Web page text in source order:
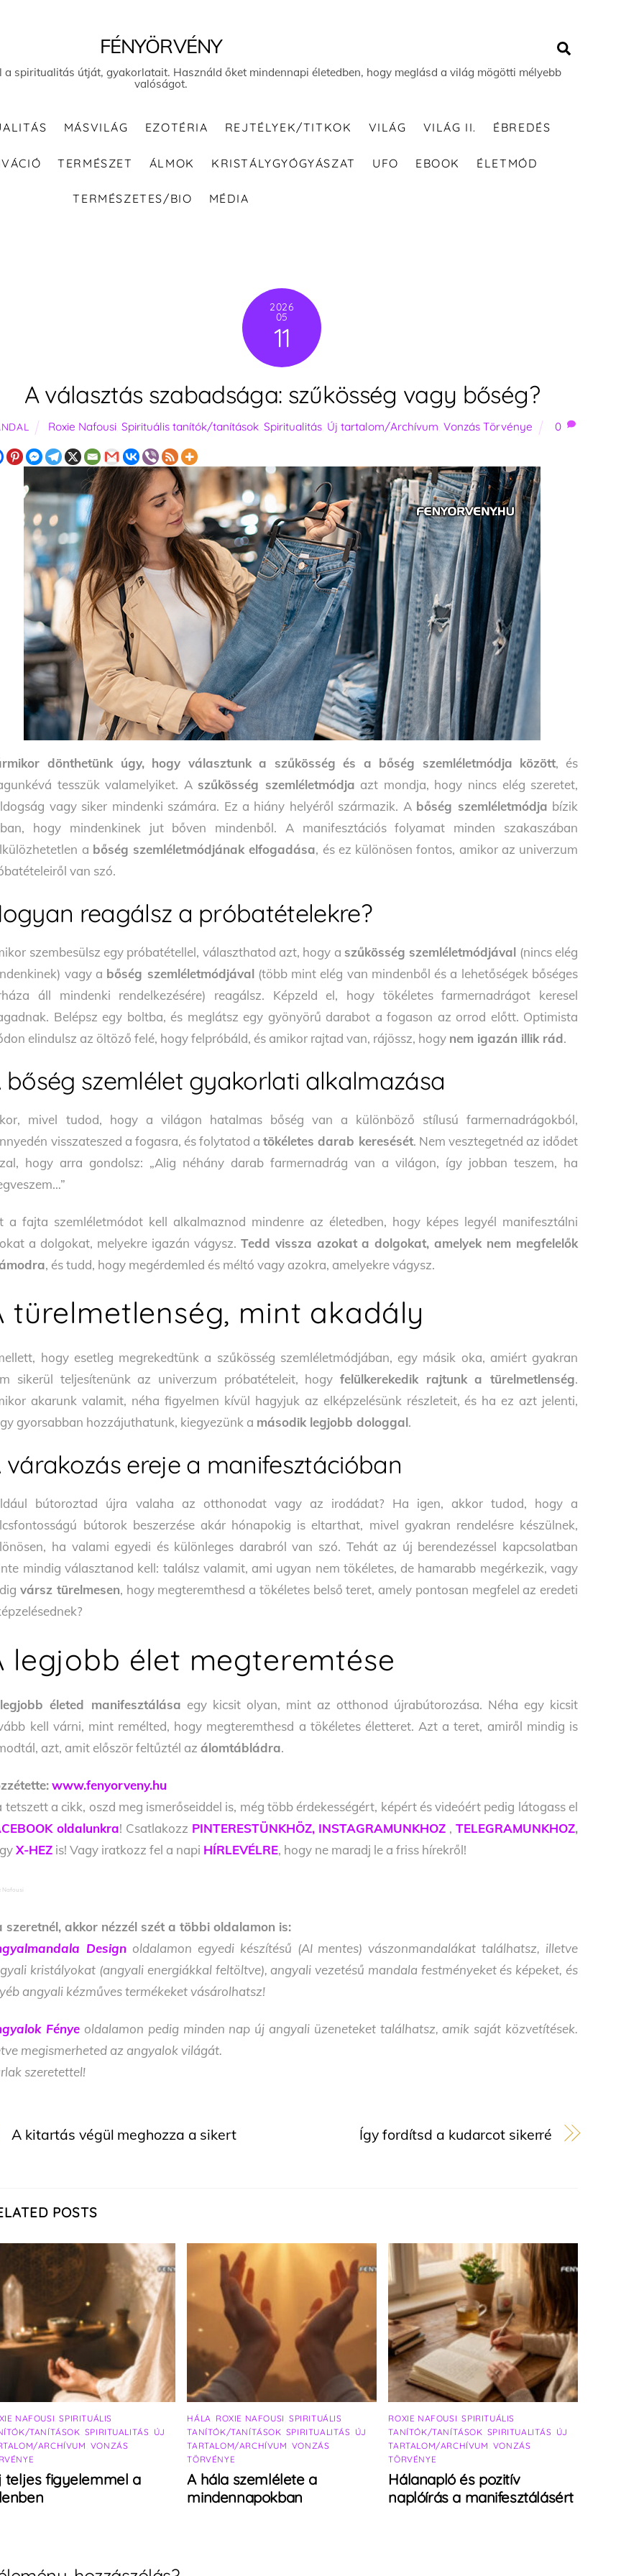
FÉNYÖRVÉNY
a spiritualitás útját, gyakorlatait. Használd őket mindennapi életedben, hogy meglásd a világ mögötti mélyebb
valóságot.
MÁSVILÁG EZOTÉRIA REJTÉLYEK/TITKOK VILÁG VILÁG II. ÉBREDÉS
TERMÉSZET ÁLMOK KRISTÁLYGYÓGYÁSZAT UFO EBOOK ÉLETMÓD
TERMÉSZETES/BIO MÉDIA
2026
05
11
A választás szabadsága: szűkösség vagy bőség?
Roxie Nafousi ,Spirituális tanítók/tanítások ,Spiritualitás Új tartalom/Archívum ,Vonzás Törvénye 0
dönthetünk úgy, hogy választunk a szűkösség és a bőség szemléletmódja között, és
tesszük valamelyiket. Aszűkösség szemléletmódja azt mondja, hogy nincs elég szeretet,
vagy siker mindenki számára. Ez a hiány helyéről származik. A bőség szemléletmódja bízik
hogy mindenkinek jut bőven mindenből. A manifesztációs folyamat minden szakaszában
a bőség szemléletmódjának elfogadása, és ez különösen fontos, amikor az univerzum
van szó.
reagálsz a próbatételekre?
szembesülsz egy próbatétellel, választhatod azt, hogy aszűkösség szemléletmódjával (nincs elég
vagy a bőség szemléletmódjával(több mint elég van mindenből és a lehetőségek bőséges
áll mindenki rendelkezésére) reagálsz. Képzeld el, hogy tökéletes farmernadrágot keresel
Belépsz egy boltba, és meglátsz egy gyönyörű darabot a fogason az orrod előtt. Optimista
elindulsz az öltöző felé, hogy felpróbáld, és amikor rajtad van, rájössz, hogy nem igazán illik rád.
bőség szemlélet gyakorlati alkalmazása
mivel tudod, hogy a világon hatalmas bőség van a különböző stílusú farmernadrágokból,
visszateszed a fogasra, és folytatod atökéletes darab keresését. Nem vesztegetnéd az idődet
hogy arra gondolsz: „Alig néhány darab farmernadrág van a világon, így jobban teszem, ha
a fajta szemléletmódot kell alkalmaznod mindenre az életedben, hogy képes legyél manifesztálni
a dolgokat, melyekre igazán vágysz. Tedd vissza azokat a dolgokat, amelyek nem megfelelők
, és tudd, hogy megérdemled és méltó vagy azokra, amelyekre vágysz.
türelmetlenség, mint akadály
hogy esetleg megrekedtünk a szűkösség szemléletmódjában, egy másik oka, amiért gyakran
sikerül teljesítenünk az univerzum próbatételeit, hogyfelülkerekedik rajtunk a türelmetlenség.
akarunk valamit, néha figyelmen kívül hagyjuk az elképzelésünk részleteit, és ha ez azt jelenti,
gyorsabban hozzájuthatunk, kiegyezünk a második legjobb dologgal.
várakozás ereje a manifesztációban
bútoroztad újra valaha az otthonodat vagy az irodádat? Ha igen, akkor tudod, hogy a
bútorok beszerzése akár hónapokig is eltarthat, mivel gyakran rendelésre készülnek,
ha valami egyedi és különleges darabról van szó. Tehát az új berendezéssel kapcsolatban
mindig választanod kell: találsz valamit, ami ugyan nem tökéletes, de hamarabb megérkezik, vagy
vársz türelmesen, hogy megteremthesd a tökéletes belső teret, amely pontosan megfelel az eredeti
legjobb élet megteremtése
legjobb életed manifesztálása egy kicsit olyan, mint az otthonod újrabútorozása. Néha egy kicsit
kell várni, mint remélted, hogy megteremthesd a tökéletes életteret. Azt a teret, amiről mindig is
azt, amit először feltűztél azálomtábládra.
www.fenyorveny.hu
tetszett a cikk, oszd meg ismerőseiddel is, még több érdekességért, képért és videóért pedig látogass el
oldalunkra! Csatlakozz PINTERESTÜNKHÖZ, INSTAGRAMUNKHOZ , TELEGRAMUNKHOZ,
X-HEZ is! Vagy iratkozz fel a napi HÍRLEVÉLRE, hogy ne maradj le a friss hírekről!
Nafousi
szeretnél, akkor nézzél szét a többi oldalamon is:
Design oldalamon egyedi készítésű (AI mentes) vászonmandalákat találhatsz, illetve
kristályokat (angyali energiákkal feltöltve), angyali vezetésű mandala festményeket és képeket, és
angyali kézműves termékeket vásárolhatsz!
Fénye oldalamon pedig minden nap új angyali üzeneteket találhatsz, amik saját közvetítések.
megismerheted az angyalok világát.
szeretettel!
A kitartás végül meghozza a sikert Így fordítsd a kudarcot sikerré
POSTS
NAFOUSI ,SPIRITUÁLIS
TANÍTÁSOK SPIRITUALITÁS ÚJ
ARCHÍVUM VONZÁS
teljes figyelemmel a
HÁLA ROXIE NAFOUSI SPIRITUÁLIS
TANÍTÓK/TANÍTÁSOK SPIRITUALITÁS ÚJ
TARTALOM/ARCHÍVUM VONZÁS
TÖRVÉNYE
A hála szemlélete a
mindennapokban
ROXIE NAFOUSI ,SPIRITUÁLIS
TANÍTÓK/TANÍTÁSOK SPIRITUALITÁS ÚJ
TARTALOM/ARCHÍVUM VONZÁS
TÖRVÉNYE
Hálanapló és pozitív
naplóírás a manifesztálásért